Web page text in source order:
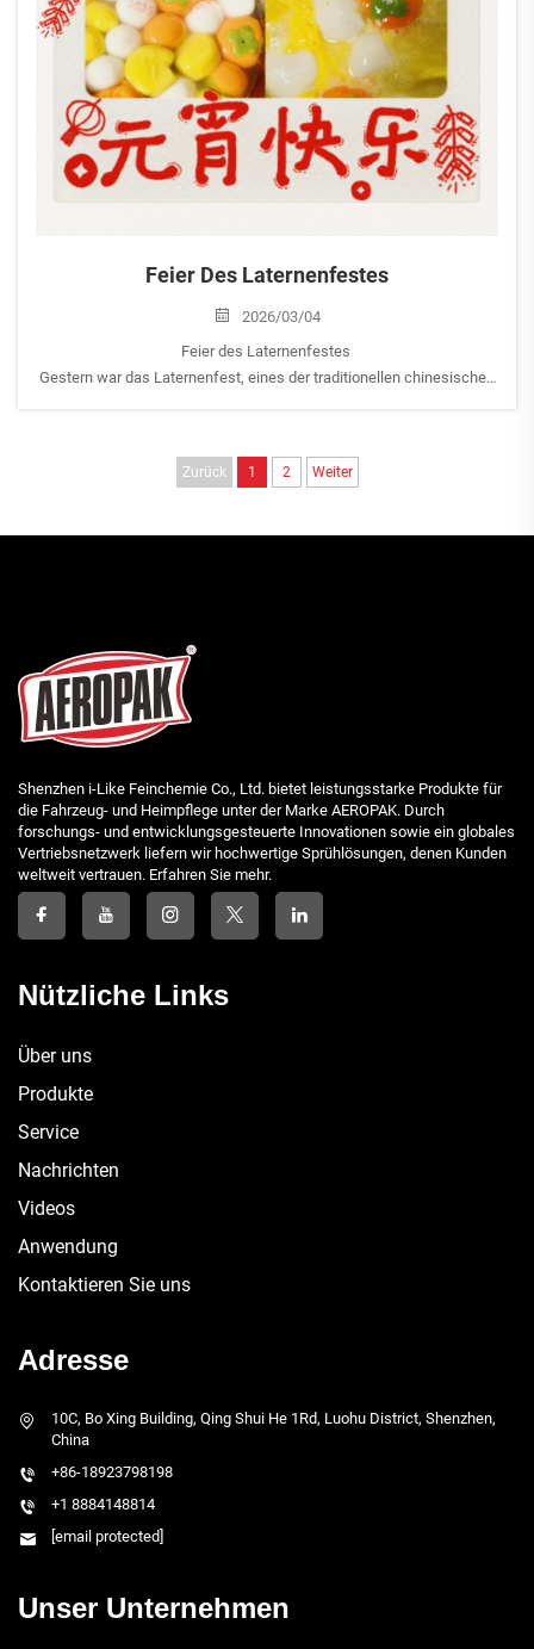
Feier Des Laternenfestes
2026/03/04
Feier des Laternenfestes
Gestern war das Laternenfest, eines der traditionellen chinesischen
Bei AEROPAK haben wir uns zusammengefunden, um Tangyuan
(süße Reisbällchen) und Dumplings zuzubereiten und zu genießen...
Zurück 1 2 Weiter
Shenzhen i-Like Feinchemie Co., Ltd. bietet leistungsstarke Produkte für
die Fahrzeug- und Heimpflege unter der Marke AEROPAK. Durch
forschungs- und entwicklungsgesteuerte Innovationen sowie ein globales
Vertriebsnetzwerk liefern wir hochwertige Sprühlösungen, denen Kunden
weltweit vertrauen. Erfahren Sie mehr.
Nützliche Links
Über uns
Produkte
Service
Nachrichten
Videos
Anwendung
Kontaktieren Sie uns
Adresse
10C, Bo Xing Building, Qing Shui He 1Rd, Luohu District, Shenzhen,
China
+86-18923798198
+1 8884148814
[email protected]
Unser Unternehmen